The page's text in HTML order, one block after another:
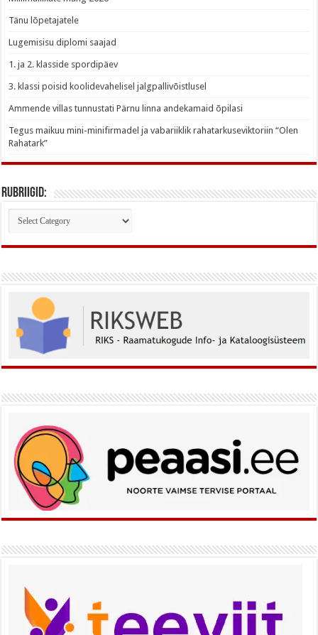
Tänu lõpetajatele
Lugemisisu diplomi saajad
1. ja 2. klasside spordipäev
3. klassi poisid koolidevahelisel jalgpallivõistlusel
Ammende villas tunnustati Pärnu linna andekamaid õpilasi
Tegus maikuu mini-minifirmadel ja vabariiklik rahatarkuseviktoriin “Olen
Rahatark”
Rubriigid:
Rubriigid: